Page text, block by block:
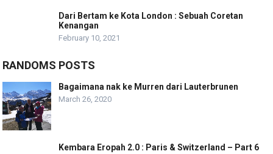
Dari Bertam ke Kota London : Sebuah Coretan
Kenangan
February 10, 2021
RANDOMS POSTS
Bagaimana nak ke Murren dari Lauterbrunen
March 26, 2020
Kembara Eropah 2.0 : Paris & Switzerland – Part 6